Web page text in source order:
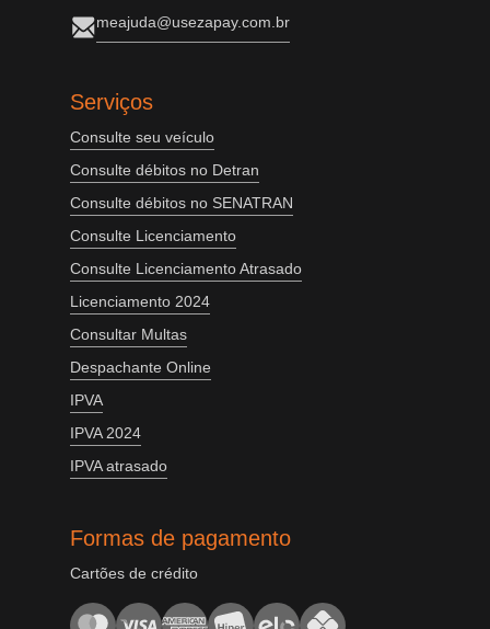
meajuda@usezapay.com.br
Serviços
Consulte seu veículo
Consulte débitos no Detran
Consulte débitos no SENATRAN
Consulte Licenciamento
Consulte Licenciamento Atrasado
Licenciamento 2024
Consultar Multas
Despachante Online
IPVA
IPVA 2024
IPVA atrasado
Formas de pagamento
Cartões de crédito